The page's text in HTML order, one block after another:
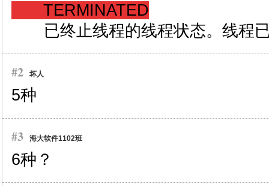
TERMINATED
已终止线程的线程状态。线程
#2 坏人
5种
#3 海大软件1102班
6种？